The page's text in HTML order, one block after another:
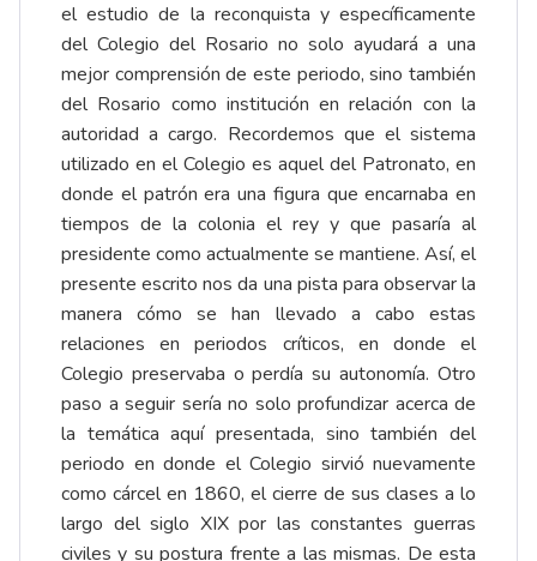
el estudio de la reconquista y específicamente
del Colegio del Rosario no solo ayudará a una
mejor comprensión de este periodo, sino también
del Rosario como institución en relación con la
autoridad a cargo. Recordemos que el sistema
utilizado en el Colegio es aquel del Patronato, en
donde el patrón era una figura que encarnaba en
tiempos de la colonia el rey y que pasaría al
presidente como actualmente se mantiene. Así, el
presente escrito nos da una pista para observar la
manera cómo se han llevado a cabo estas
relaciones en periodos críticos, en donde el
Colegio preservaba o perdía su autonomía. Otro
paso a seguir sería no solo profundizar acerca de
la temática aquí presentada, sino también del
periodo en donde el Colegio sirvió nuevamente
como cárcel en 1860, el cierre de sus clases a lo
largo del siglo XIX por las constantes guerras
civiles y su postura frente a las mismas. De esta